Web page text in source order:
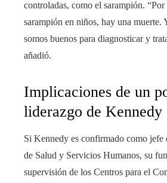
controladas, como el sarampión. “Por
sarampión en niños, hay una muerte.
somos buenos para diagnosticar y
añadió.
Implicaciones de un
liderazgo de Kennedy
Si Kennedy es confirmado como jefe
de Salud y Servicios Humanos, su
supervisión de los Centros para el